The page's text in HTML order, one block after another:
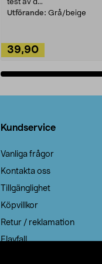
test av d...
Utförande: Grå/beige
39,90
Kundservice
Vanliga frågor
Kontakta oss
Tillgänglighet
Köpvillkor
Retur / reklamation
Elavfall